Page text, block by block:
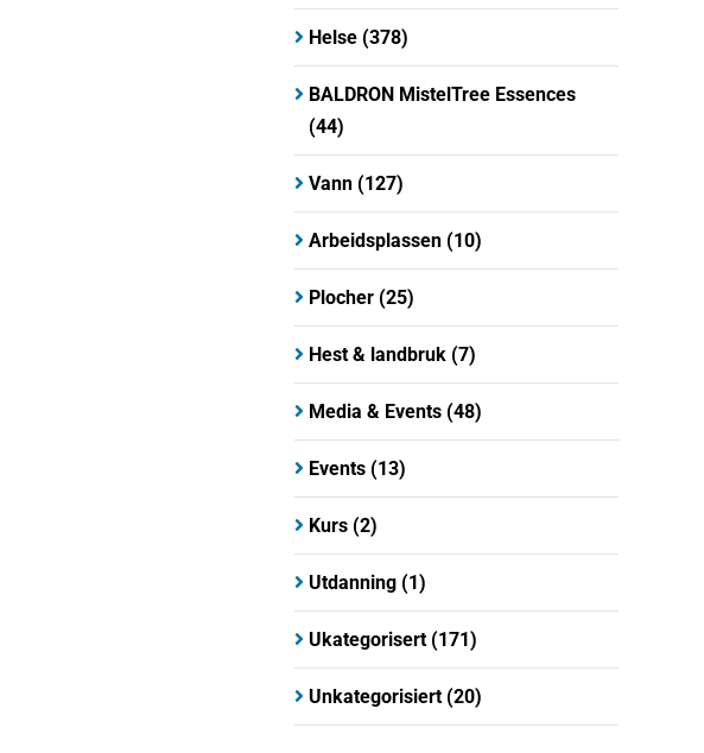
Helse (378)
BALDRON MistelTree Essences
(44)
Vann (127)
Arbeidsplassen (10)
Plocher (25)
Hest & landbruk (7)
Media & Events (48)
Events (13)
Kurs (2)
Utdanning (1)
Ukategorisert (171)
Unkategorisiert (20)